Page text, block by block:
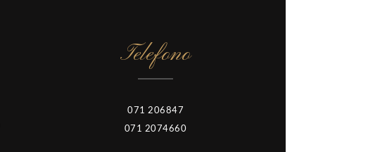
Telefono
071 206847
071 2074660